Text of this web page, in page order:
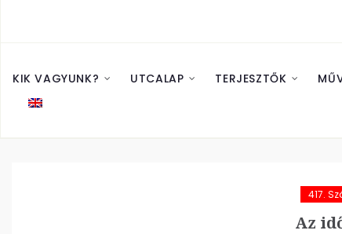
KIK VAGYUNK? UTCALAP TERJESZTŐK
417.
Az